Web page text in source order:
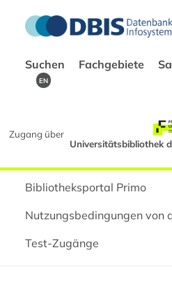
Suchen Fachgebiete
EN
Zugang über
Universitätsbibliothek
Bibliotheksportal Primo
Nutzungsbedingungen von
Test-Zugänge